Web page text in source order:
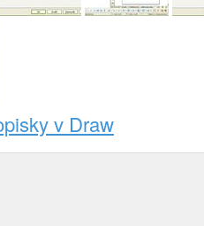
v Draw